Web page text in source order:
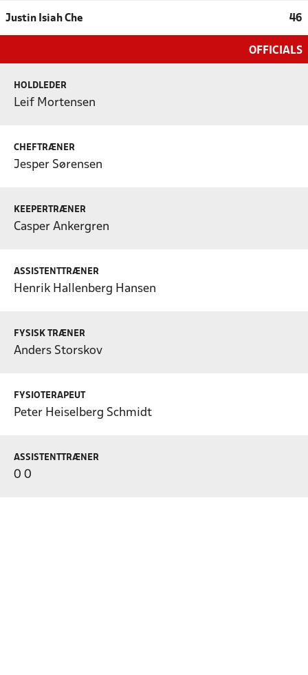
Justin Isiah Che 46
OFFICIALS
HOLDLEDER
Leif Mortensen
CHEFTRÆNER
Jesper Sørensen
KEEPERTRÆNER
Casper Ankergren
ASSISTENTTRÆNER
Henrik Hallenberg Hansen
FYSISK TRÆNER
Anders Storskov
FYSIOTERAPEUT
Peter Heiselberg Schmidt
ASSISTENTTRÆNER
0 0